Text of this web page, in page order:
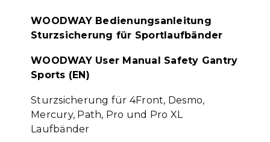
WOODWAY Bedienungsanleitung
Sturzsicherung für Sportlaufbänder
WOODWAY User Manual Safety Gantry
Sports (EN)
Sturzsicherung für 4Front, Desmo,
Mercury, Path, Pro und Pro XL
Laufbänder